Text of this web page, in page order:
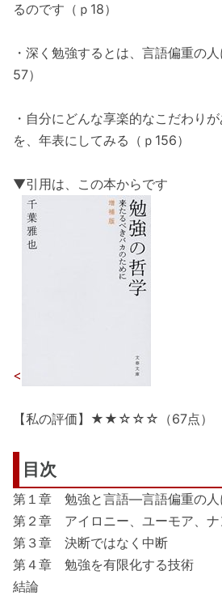
るのです（ｐ18）
・深く勉強するとは、言語偏重の
57）
・自分にどんな享楽的なこだわり
を、年表にしてみる（ｐ156）
▼引用は、この本からです
<
【私の評価】★★☆☆☆（67点）
目次
第１章 勉強と言語―言語偏重の人
第２章 アイロニー、ユーモア、ナ
第３章 決断ではなく中断
第４章 勉強を有限化する技術
結論